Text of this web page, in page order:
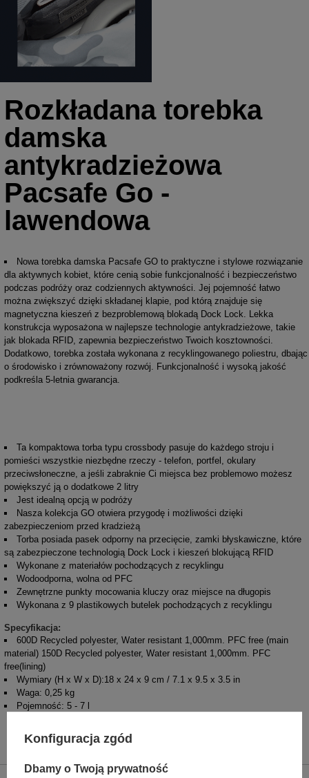
Rozkładana torebka
damska
antykradzieżowa
Pacsafe Go -
lawendowa
Nowa torebka damska Pacsafe GO to praktyczne i stylowe rozwiązanie
dla aktywnych kobiet, które cenią sobie funkcjonalność i bezpieczeństwo
podczas podróży oraz codziennych aktywności. Jej pojemność łatwo
można zwiększyć dzięki składanej klapie, pod którą znajduje się
magnetyczna kieszeń z bezproblemową blokadą Dock Lock. Lekka
konstrukcja wyposażona w najlepsze technologie antykradzieżowe, takie
jak blokada RFID, zapewnia bezpieczeństwo Twoich kosztowności.
Dodatkowo, torebka została wykonana z recyklingowanego poliestru, dbając
o środowisko i zrównoważony rozwój. Funkcjonalność i wysoką jakość
podkreśla 5-letnia gwarancja.
Ta kompaktowa torba typu crossbody pasuje do każdego stroju i
pomieści wszystkie niezbędne rzeczy - telefon, portfel, okulary
przeciwsłoneczne, a jeśli zabraknie Ci miejsca bez problemowo możesz
powiększyć ją o dodatkowe 2 litry
Jest idealną opcją w podróży
Nasza kolekcja GO otwiera przygodę i możliwości dzięki
zabezpieczeniom przed kradzieżą
Torba posiada pasek odporny na przecięcie, zamki błyskawiczne, które
są zabezpieczone technologią Dock Lock i kieszeń blokującą RFID
Wykonane z materiałów pochodzących z recyklingu
Wodoodporna, wolna od PFC
Zewnętrzne punkty mocowania kluczy oraz miejsce na długopis
Wykonana z 9 plastikowych butelek pochodzących z recyklingu
Specyfikacja:
600D Recycled polyester, Water resistant 1,000mm. PFC free (main
material) 150D Recycled polyester, Water resistant 1,000mm. PFC
free(lining)
Wymiary (H x W x D):18 x 24 x 9 cm / 7.1 x 9.5 x 3.5 in
Waga: 0,25 kg
Pojemność: 5 - 7 l
Konfiguracja zgód
Dbamy o Twoją prywatność